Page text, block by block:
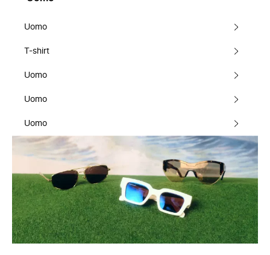
Uomo
T-shirt
Uomo
Uomo
Uomo